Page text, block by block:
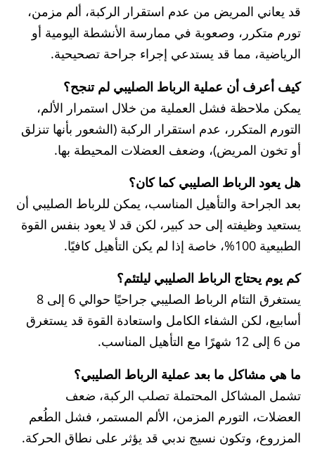
قد يعاني المريض من عدم استقرار الركبة، ألم مزمن،
تورم متكرر، وصعوبة في ممارسة الأنشطة اليومية أو
الرياضية، مما قد يستدعي إجراء جراحة تصحيحية.
كيف أعرف أن عملية الرباط الصليبي لم تنجح؟
يمكن ملاحظة فشل العملية من خلال استمرار الألم،
التورم المتكرر، عدم استقرار الركبة (الشعور بأنها تنزلق
أو تخون المريض)، وضعف العضلات المحيطة بها.
هل يعود الرباط الصليبي كما كان؟
بعد الجراحة والتأهيل المناسب، يمكن للرباط الصليبي أن
يستعيد وظيفته إلى حد كبير، لكن قد لا يعود بنفس القوة
الطبيعية 100%، خاصة إذا لم يكن التأهيل كافيًا.
كم يوم يحتاج الرباط الصليبي ليلتئم؟
يستغرق التئام الرباط الصليبي جراحيًا حوالي 6 إلى 8
أسابيع، لكن الشفاء الكامل واستعادة القوة قد يستغرق
من 6 إلى 12 شهرًا مع التأهيل المناسب.
ما هي مشاكل ما بعد عملية الرباط الصليبي؟
تشمل المشاكل المحتملة تصلب الركبة، ضعف
العضلات، التورم المزمن، الألم المستمر، فشل الطُعم
المزروع، وتكون نسيج ندبي قد يؤثر على نطاق الحركة.